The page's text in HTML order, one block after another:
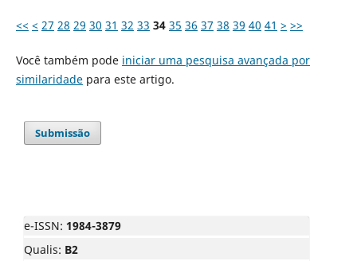
<< < 27 28 29 30 31 32 33 34 35 36 37 38 39 40 41 > >>
Você também pode iniciar uma pesquisa avançada por
similaridadepara este artigo.
Submissão
e-ISSN: 1984-3879
Qualis: B2